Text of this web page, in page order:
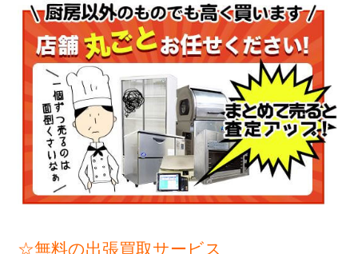
☆無料の出張買取サービス